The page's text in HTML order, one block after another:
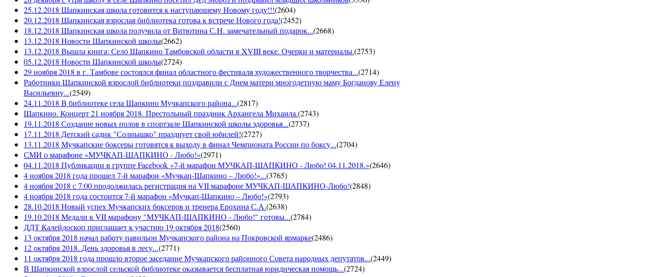
25.12.2018 Шапкинская школа готовится к наступающему Новому году!!!(2604)
20.12.2018 Шапкинская взрослая библиотека готова к встрече Нового года!(2452)
18.12.2018 Шапкинская школа получила от Витютина С.Н. замечательный подарок...(2668)
13.12.2018 Новости Шапкинской школы(2662)
13.12.2018 Вышла книга: Село Шапкино Тамбовской области в XVIII веке. Очерки и материалы.(2753)
05.12.2018 Новости Шапкинской школы(2724)
29 ноября 2018 в г. Тамбове состоялся финал областного фестиваля художественного творчества...(2714)
Работники Шапкинской взрослой библиотеки поздравили с Днем матери многодетную маму Богданову Елену
Васильевну...(2549)
24.11.2018 В библиотеке села Шапкино Мучкапского района...(2817)
Шапкино. Концерт 21 ноября 2018. Престольный праздник Архангела Михаила.(2743)
19.11.2018 Создание новых полов в спортзале Шапкинской школы здоровья...(2737)
17.11.2018 Детский садик "Солнышко" празднует свой юбилей!(2727)
13.11.2018 Мучкапские боксеры готовятся к выходу в финал Чемпионата России по боксу...(2704)
СМИ о марафоне «МУЧКАП-ШАПКИНО - Любо!»(2971)
04.11.2018 Публикации в группе Facebook «7-й марафон МУЧКАП-ШАПКИНО - Любо! 04.11.2018.»(2646)
4 ноября 2018 года прошел 7-й марафон «Мучкап-Шапкино – Любо!»...(3765)
4 ноября 2018 с 7:00 продолжилась регистрация на VII марафоне МУЧКАП-ШАПКИНО-Любо!(2848)
4 ноября 2018 года состоится 7-й марафон «Мучкап-Шапкино – Любо!»(2793)
28.10.2018 Новый успех Мучкапских боксеров и тренера Ерохина С.А.(2638)
19.10.2018 Медали к VII марафону "МУЧКАП-ШАПКИНО - Любо!" готовы...(2784)
ДДТ Калейдоскоп приглашает к участию 19 октября 2018(2560)
13 октября 2018 начал работу павильон Мучкапского района на Покровской ярмарке(2486)
12 октября 2018. День здоровья в лесу...(2771)
11 октября 2018 года прошло второе заседание Мучкапского районного Совета народных депутатов...(2449)
В Шапкинской взрослой сельской библиотеке оказывается бесплатная юридическая помощь...(2724)